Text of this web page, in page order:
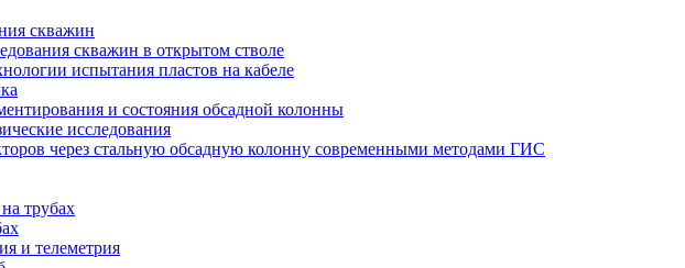
скважин
скважин в открытом стволе
испытания пластов на кабеле
и состояния обсадной колонны
исследования
через стальную обсадную колонну современными методами ГИС
трубах
и телеметрия